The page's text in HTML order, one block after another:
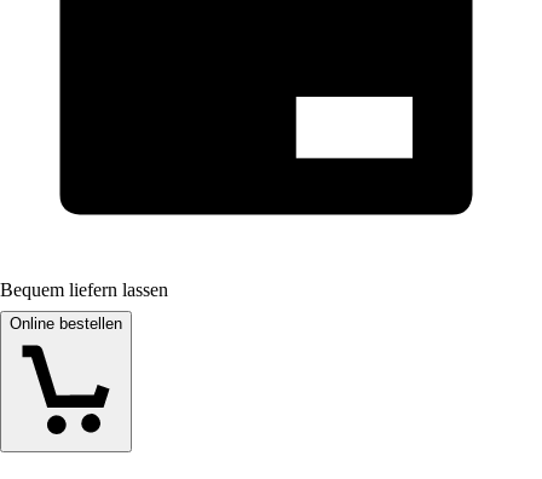
Bequem liefern lassen
Online bestellen